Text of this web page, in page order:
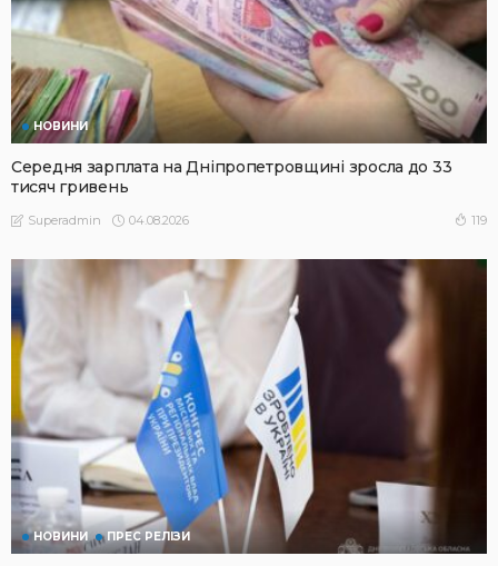
НОВИНИ
Середня зарплата на Дніпропетровщині зросла до 33
тисяч гривень
Superadmin 04.08.2026 119
НОВИНИ ПРЕС РЕЛІЗИ